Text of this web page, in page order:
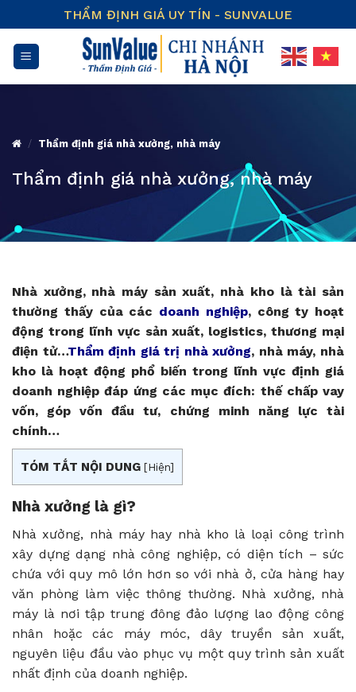
to
content
THẨM ĐỊNH GIÁ UY TÍN - SUNVALUE
/ Thẩm định giá nhà xưởng, nhà máy
Thẩm định giá nhà xưởng, nhà máy
Nhà xưởng, nhà máy sản xuất, nhà kho là tài sản
thường thấy của các doanh nghiệp, công ty hoạt
động trong lĩnh vực sản xuất, logistics, thương mại
điện tử…Thẩm định giá trị nhà xưởng, nhà máy, nhà
kho là hoạt động phổ biến trong lĩnh vực định giá
doanh nghiệp đáp ứng các mục đích: thế chấp vay
vốn, góp vốn đầu tư, chứng minh năng lực tài
chính…
TÓM TẮT NỘI DUNG [Hiện]
Nhà xưởng là gì?
Nhà xưởng, nhà máy hay nhà kho là loại công trình
xây dựng dạng nhà công nghiệp, có diện tích – sức
chứa với quy mô lớn hơn so với nhà ở, cửa hàng hay
văn phòng làm việc thông thường. Nhà xưởng, nhà
máy là nơi tập trung đông đảo lượng lao động công
nhân hoặc các máy móc, dây truyền sản xuất,
nguyên liệu đầu vào phục vụ một quy trình sản xuất
nhất định của doanh nghiệp.